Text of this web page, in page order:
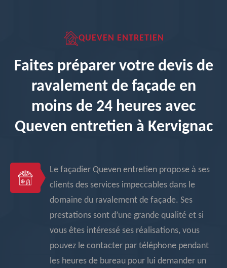
QUEVEN ENTRETIEN
Faites préparer votre devis de
ravalement de façade en
moins de 24 heures avec
Queven entretien à Kervignac
Le façadier Queven entretien propose à ses
clients des services impeccables dans le
domaine du ravalement de façade. Ses
prestations sont d’une grande qualité et si
vous êtes intéressé ses réalisations, vous
pouvez le contacter par téléphone pendant
les heures de bureau pour lui demander un